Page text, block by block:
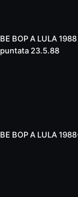
BE BOP A LULA
puntata 23.5.88
BE BOP A LULA